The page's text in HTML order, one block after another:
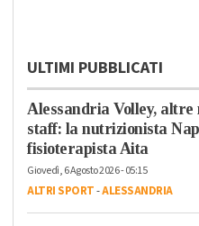
ULTIMI PUBBLICATI
Alessandria Volley, altre
staff: la nutrizionista
fisioterapista Aita
Giovedì, 6 Agosto 2026 - 05:15
ALTRI SPORT-ALESSANDRIA